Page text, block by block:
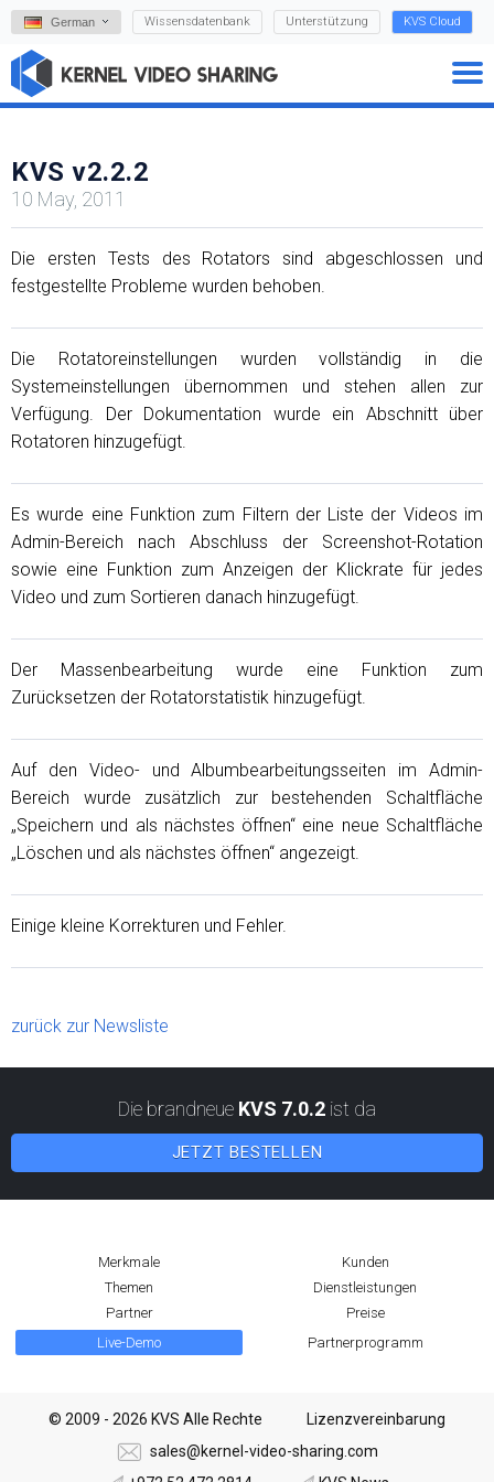
German Wissensdatenbank Unterstützung KVS Cloud
KVS v2.2.2
10 May, 2011
Die ersten Tests des Rotators sind abgeschlossen und
festgestellte Probleme wurden behoben.
Die Rotatoreinstellungen wurden vollständig in die
Systemeinstellungen übernommen und stehen allen zur
Verfügung. Der Dokumentation wurde ein Abschnitt über
Rotatoren hinzugefügt.
Es wurde eine Funktion zum Filtern der Liste der Videos im
Admin-Bereich nach Abschluss der Screenshot-Rotation
sowie eine Funktion zum Anzeigen der Klickrate für jedes
Video und zum Sortieren danach hinzugefügt.
Der Massenbearbeitung wurde eine Funktion zum
Zurücksetzen der Rotatorstatistik hinzugefügt.
Auf den Video- und Albumbearbeitungsseiten im Admin-
Bereich wurde zusätzlich zur bestehenden Schaltfläche
„Speichern und als nächstes öffnen“ eine neue Schaltfläche
„Löschen und als nächstes öffnen“ angezeigt.
Einige kleine Korrekturen und Fehler.
zurück zur Newsliste
Die brandneue KVS 7.0.2 ist da
JETZT BESTELLEN
Merkmale
Kunden
Themen
Dienstleistungen
Partner
Preise
Live-Demo
Partnerprogramm
© 2009 - 2026 KVS Alle Rechte
Lizenzvereinbarung
sales@kernel-video-sharing.com